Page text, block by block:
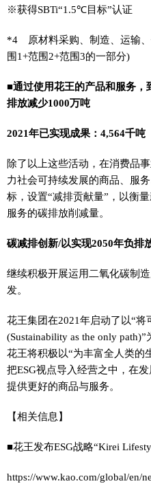
※获得SBTi“1.5℃目标”认证
*4 原材料采购、制造、运输
围1+范围2+范围3的一部分)
■通过使用花王的产品和服务，
排放减少1000万吨
2021年已实现成果：4,564千吨
除了以上这些活动，在消费品
力社会可持续发展的商品、服
标，设置“减排贡献量”，以衡
服务的碳排放削减量。
碳减排创新/以实现2050年负排
继续积极开展运用二氧化碳制
发。
花王集团在2021年启动了以“
(Sustainability as the only
花王将积极以“为丰富全人类的
把ESG视点导入经营之中，在
提供更好的商品与服务。
【相关信息】
■花王发布ESG战略“Kirei
https://www.kao.com/global/en/